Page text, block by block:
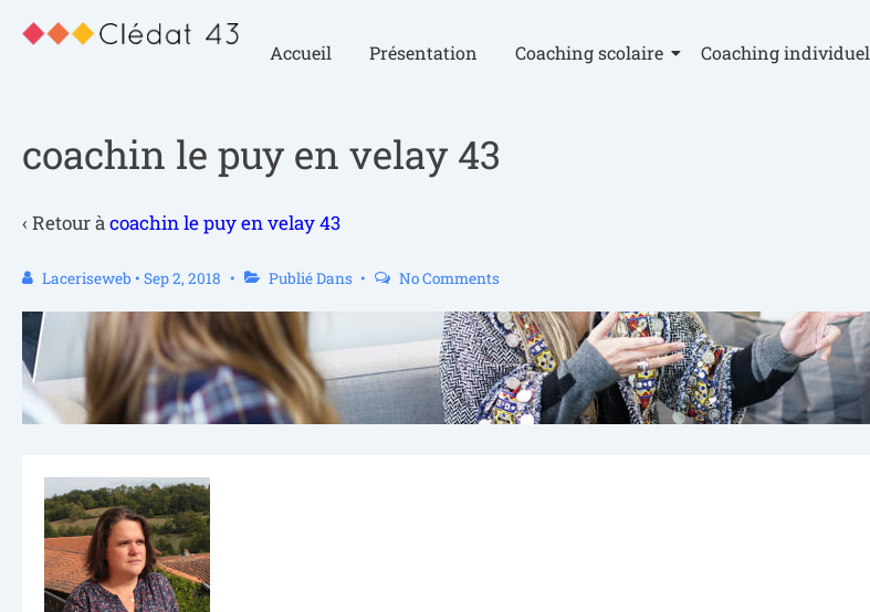
Accueil Présentation Coaching scolaire Coaching individuel
coachin le puy en velay 43
‹ Retour àcoachin le puy en velay 43
Laceriseweb • Sep 2, 2018 Publié Dans No Comments